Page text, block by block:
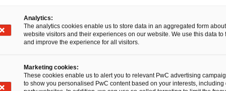
Analytics:
The analytics cookies enable us to store data in an aggregated form
website visitors and their experiences on our website. We use this data to
and improve the experience for all visitors.
Marketing cookies:
These cookies enable us to alert you to relevant PwC advertising
to show you personalised PwC content based on your interests, including